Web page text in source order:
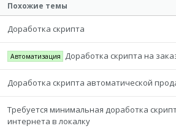
Похожие темы
Доработка скрипта
Автоматизация Доработка скрипта на
Доработка скрипта автоматической
Требуется минимальная доработка
интернета в локалку